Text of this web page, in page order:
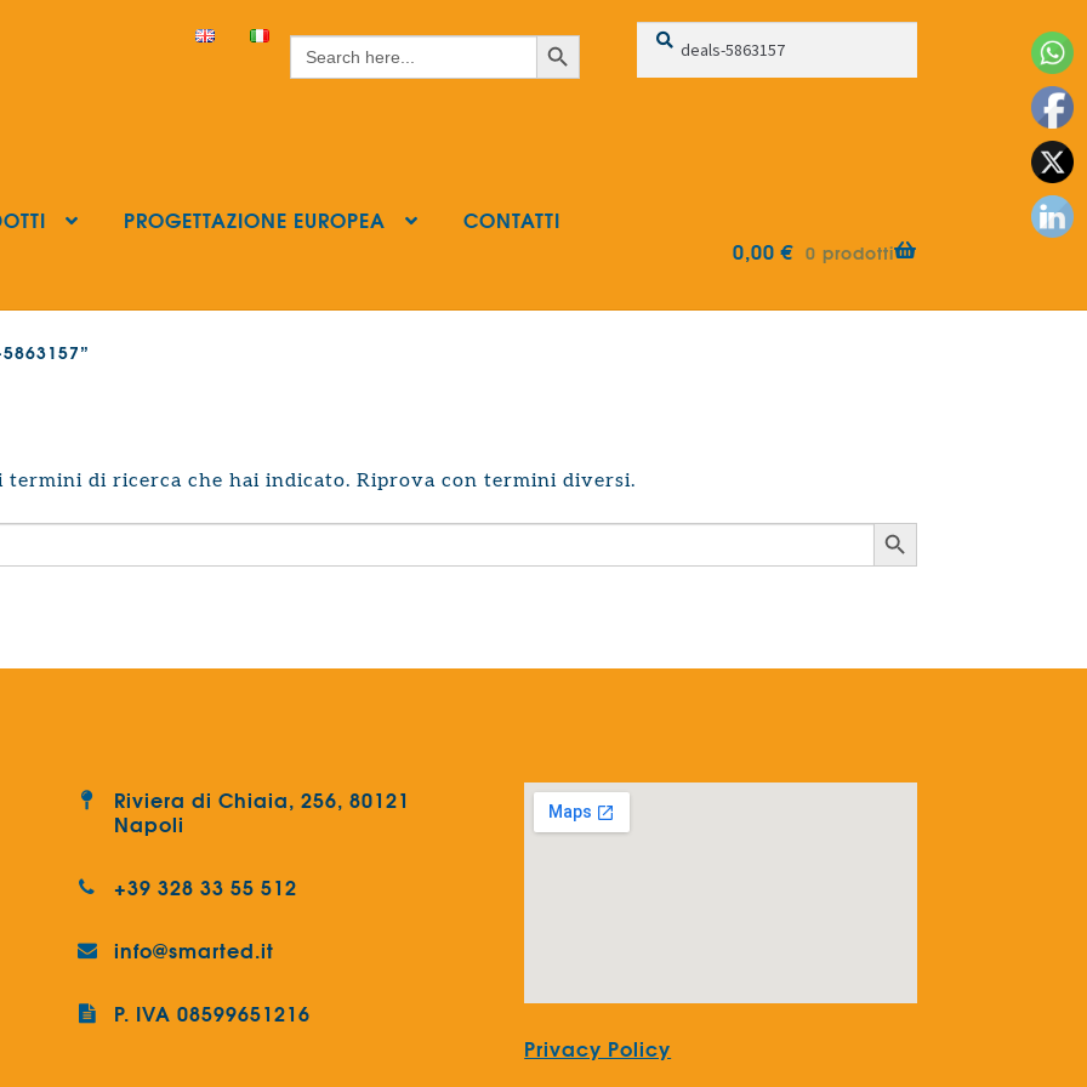
Search
for:
Search Button Cerca:
Cerca
PROGETTAZIONE EUROPEA
CONTATTI
0,00€ 0 prodotti
termini di ricerca che hai indicato. Riprova con termini diversi.
Search Button
Riviera di Chiaia, 256, 80121
Napoli
+39 328 33 55 512
info@smarted.it
P. IVA 08599651216
Privacy Policy